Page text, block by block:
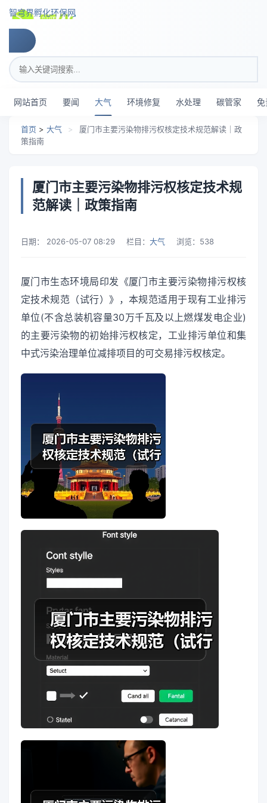
智穹界孵化环保网
搜索关键词
网站首页 要闻 大气 环境修复 水处理 碳管家 免
首页 > 大气 >
厦门市主要污染物排污权核定技术规范解读｜政
策指南
厦门市主要污染物排污权核定技术规
范解读｜政策指南
日期： 2026-05-07 08:29 栏目： 大气 浏览： 538
厦门市生态环境局印发《厦门市主要污染物排污权核
定技术规范（试行）》，本规范适用于现有工业排污
单位(不含总装机容量30万千瓦及以上燃煤发电企业)
的主要污染物的初始排污权核定，工业排污单位和集
中式污染治理单位减排项目的可交易排污权核定。